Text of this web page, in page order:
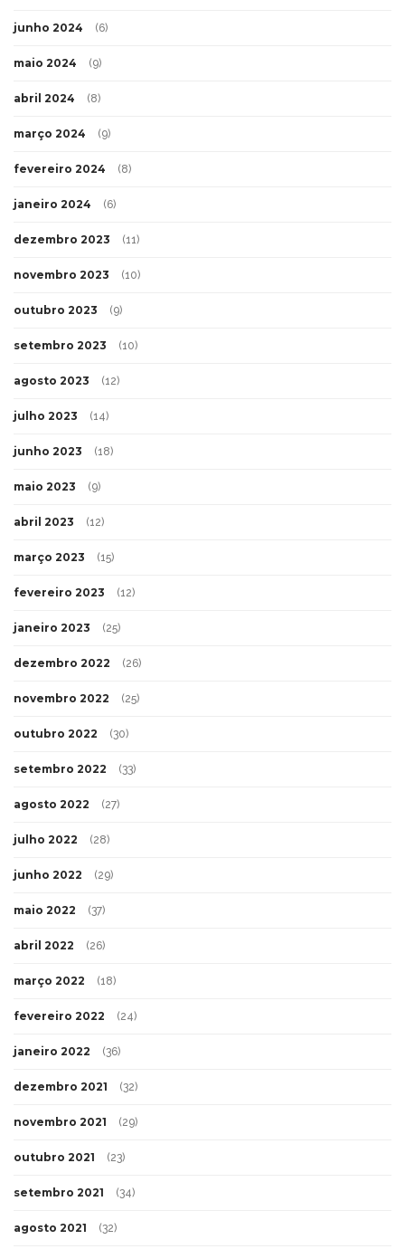
junho 2024 (6)
maio 2024 (9)
abril 2024 (8)
março 2024 (9)
fevereiro 2024 (8)
janeiro 2024 (6)
dezembro 2023 (11)
novembro 2023 (10)
outubro 2023 (9)
setembro 2023 (10)
agosto 2023 (12)
julho 2023 (14)
junho 2023 (18)
maio 2023 (9)
abril 2023 (12)
março 2023 (15)
fevereiro 2023 (12)
janeiro 2023 (25)
dezembro 2022 (26)
novembro 2022 (25)
outubro 2022 (30)
setembro 2022 (33)
agosto 2022 (27)
julho 2022 (28)
junho 2022 (29)
maio 2022 (37)
abril 2022 (26)
março 2022 (18)
fevereiro 2022 (24)
janeiro 2022 (36)
dezembro 2021 (32)
novembro 2021 (29)
outubro 2021 (23)
setembro 2021 (34)
agosto 2021 (32)